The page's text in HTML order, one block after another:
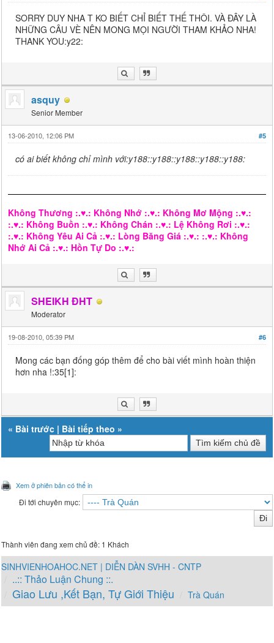
SORRY DUY NHA T KO BIẾT CHỈ BIẾT THẾ THÔI. VÀ ĐÂY LÀ
NHỮNG CÂU VÈ NÊN MONG MỌI NGƯỜI THAM KHẢO NHA!
THANK YOU:y22:
asquy
Senior Member
#5
13-06-2010, 12:06 PM
có ai biết không chỉ mình với:y188::y188::y188::y188::y188:
Không Thương :.♥.: Không Nhớ :.♥.: Không Mơ Mộng :.♥.:
:.♥.: Không Buồn :.♥.: Không Chán :.♥.: Lệ Không Rơi :.♥.:
:.♥.: Không Yêu Ai Cả :.♥.: Lòng Băng Giá :.♥.: :.♥.: Không
Nhớ Ai Cả :.♥.: Hồn Tự Do :.♥.:
SHEIKH ĐHT
Moderator
#6
19-08-2010, 05:39 PM
Mong các bạn đống góp thêm để cho bài viết mình hoàn thiện
hơn nha !:35[1]:
« Bài trước | Bài tiếp theo »
Xem ở phiên bản có thể in
Đi tới chuyên mục:
Thành viên đang xem chủ đề: 1 Khách
SINHVIENHOAHOC.NET | DIỄN DÀN SVHH - CNTP
..:: Thảo Luận Chung ::.
Giao Lưu ,Kết Bạn, Tự Giới Thiệu Trà Quán